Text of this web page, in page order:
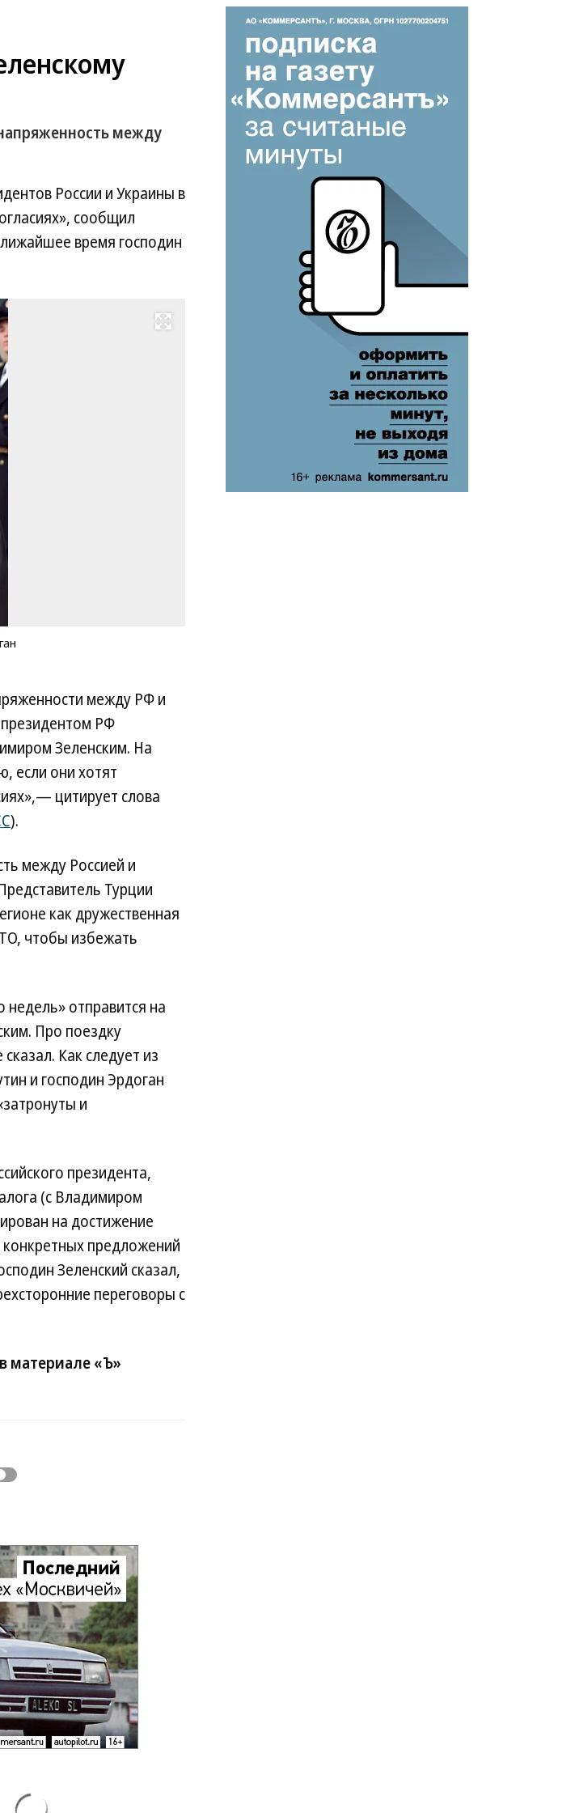
между
России и Украины в
сообщил
время господин
Развернуть на весь экран
Эрдоган
между РФ и
РФ
Зеленским. На
если они хотят
цитирует слова
).
между Россией и
Турции
как дружественная
чтобы избежать
отправится на
Про поездку
Как следует из
и господин Эрдоган
и
президента,
(с Владимиром
на достижение
конкретных предложений
Зеленский сказал,
переговоры с
материале «Ъ»